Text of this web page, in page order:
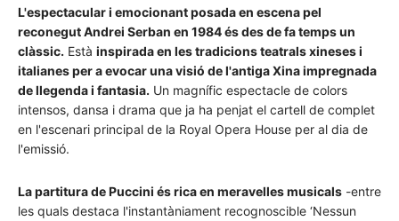
L'espectacular i emocionant posada en escena pel
reconegut Andrei Serban en 1984 és des de fa temps un
clàssic. Està inspirada en les tradicions teatrals xineses i
italianes per a evocar una visió de l'antiga Xina impregnada
de llegenda i fantasia. Un magnífic espectacle de colors
intensos, dansa i drama que ja ha penjat el cartell de complet
en l'escenari principal de la Royal Opera House per al dia de
l'emissió.
La partitura de Puccini és rica en meravelles musicals -entre
les quals destaca l'instantàniament recognoscible ‘Nessun